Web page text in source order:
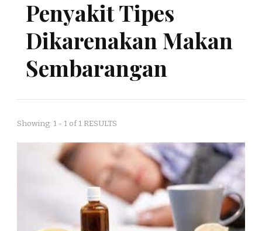
Penyakit Tipes
Dikarenakan Makan
Sembarangan
Showing: 1 - 1 of 1 RESULTS